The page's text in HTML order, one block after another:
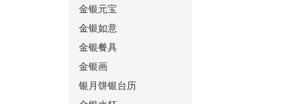
金银元宝
金银如意
金银餐具
金银画
银月饼银台历